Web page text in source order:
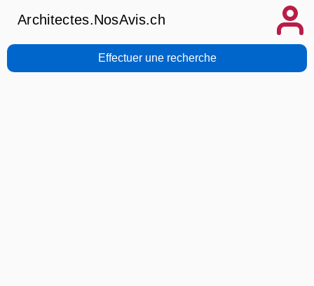
Architectes.NosAvis.ch
Effectuer une recherche